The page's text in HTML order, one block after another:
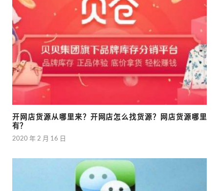
开网店货源从哪里来？开网店怎么找货源？网店货源哪里
有？
2020 年 2 月 16 日